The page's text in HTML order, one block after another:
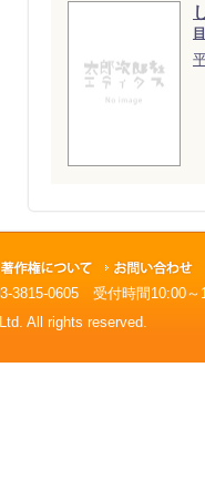
3815-0605 受付時間10:00～
All rights reserved.